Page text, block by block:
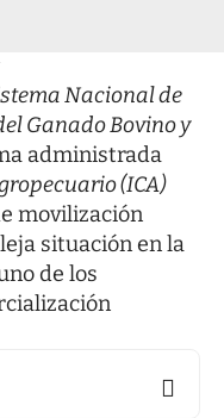
Nacional de
Ganado Bovino y
administrada
(ICA)
movilización
situación en la
de los